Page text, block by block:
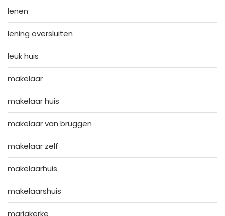
lenen
lening oversluiten
leuk huis
makelaar
makelaar huis
makelaar van bruggen
makelaar zelf
makelaarhuis
makelaarshuis
mariakerke